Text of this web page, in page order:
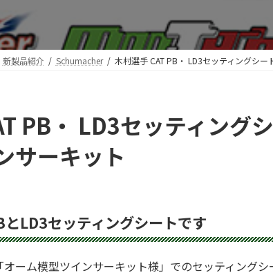
新製品紹介 Schumacher 木村選手 CAT PB・ LD3セッティングシ
PB・ LD3セッティング
サーキット
LD3セッティングシートです
ーム模型ツインサーキット様」でのセッティング